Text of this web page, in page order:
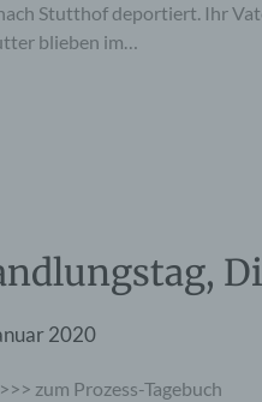
Stutthof deportiert. Ihr
blieben im…
2020
zum Prozess-Tagebuch